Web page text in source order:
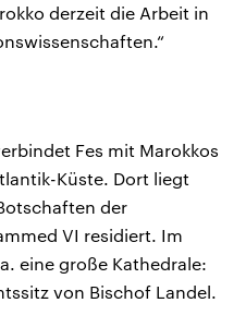
derzeit die Arbeit in
Fes mit Marokkos
Küste. Dort liegt
der
VI residiert. Im
eine große Kathedrale:
von Bischof Landel.